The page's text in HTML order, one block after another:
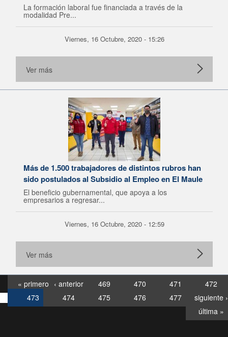
La formación laboral fue financiada a través de la
modalidad Pre...
Viernes, 16 Octubre, 2020 - 15:26
Ver más
Más de 1.500 trabajadores de distintos rubros han
sido postulados al Subsidio al Empleo en El Maule
El beneficio gubernamental, que apoya a los
empresarios a regresar...
Viernes, 16 Octubre, 2020 - 12:59
Ver más
« primero ‹ anterior 469 470 471
472
473
474 475 476 477
siguiente ›
última »